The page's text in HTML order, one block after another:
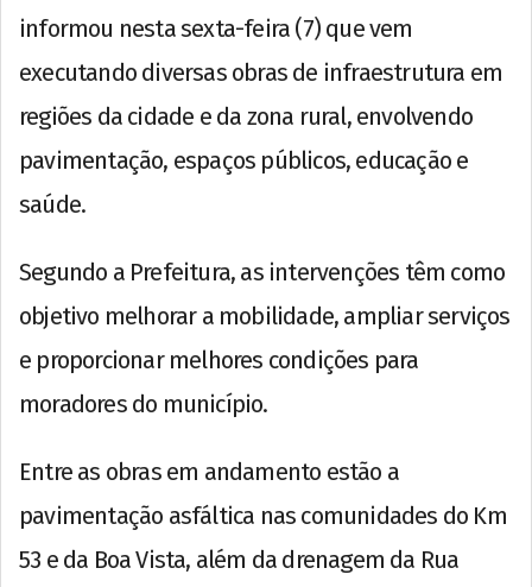
informou nesta sexta-feira (7) que vem
executando diversas obras de infraestrutura em
regiões da cidade e da zona rural, envolvendo
pavimentação, espaços públicos, educação e
saúde.
Segundo a Prefeitura, as intervenções têm como
objetivo melhorar a mobilidade, ampliar serviços
e proporcionar melhores condições para
moradores do município.
Entre as obras em andamento estão a
pavimentação asfáltica nas comunidades do Km
53 e da Boa Vista, além da drenagem da Rua